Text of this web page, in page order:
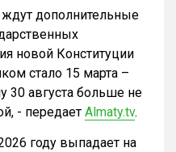
ждут дополнительные
новой Конституции
стало 15 марта –
30 августа больше не
- передает Almaty.tv.
году выпадает на